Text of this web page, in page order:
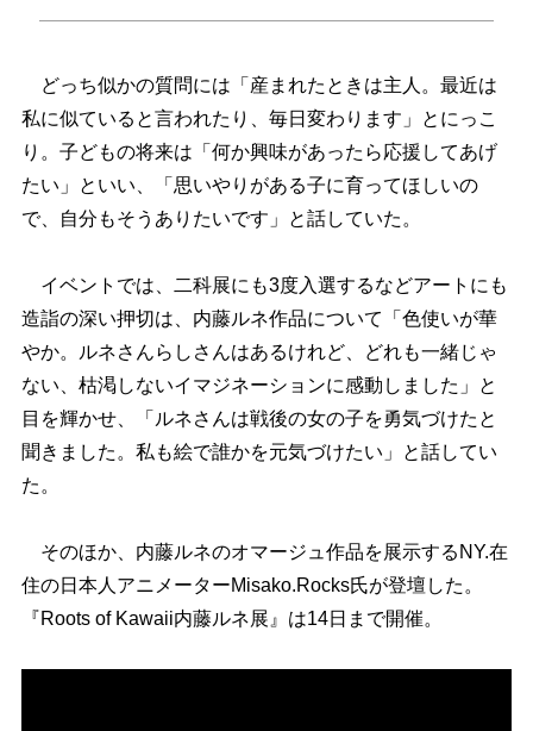
どっち似かの質問には「産まれたときは主人。最近は
私に似ていると言われたり、毎日変わります」とにっこ
り。子どもの将来は「何か興味があったら応援してあげ
たい」といい、「思いやりがある子に育ってほしいの
で、自分もそうありたいです」と話していた。
イベントでは、二科展にも3度入選するなどアートにも
造詣の深い押切は、内藤ルネ作品について「色使いが華
か。ルネさんらしさんはあるけれど、どれも一緒じゃ
ない、枯渇しないイマジネーションに感動しました」と
目を輝かせ、「ルネさんは戦後の女の子を勇気づけたと
聞きました。私も絵で誰かを元気づけたい」と話してい
た。
そのほか、内藤ルネのオマージュ作品を展示するNY.在
住の日本人アニメーターMisako.Rocks氏が登壇した。
『Roots of Kawaii内藤ルネ展』は14日まで開催。